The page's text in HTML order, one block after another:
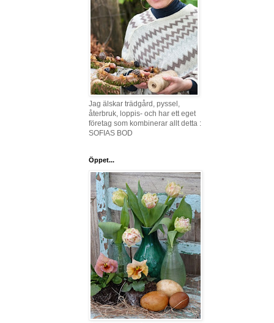
Jag älskar trädgård, pyssel,
återbruk, loppis- och har ett eget
företag som kombinerar allt detta :
SOFIAS BOD
Öppet...